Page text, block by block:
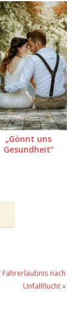
„Gönnt uns
Gesundheit“
Fahrerlaubnis nach
Unfallflucht»